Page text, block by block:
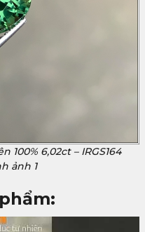
6,02ct – IRGS164
ảnh 1